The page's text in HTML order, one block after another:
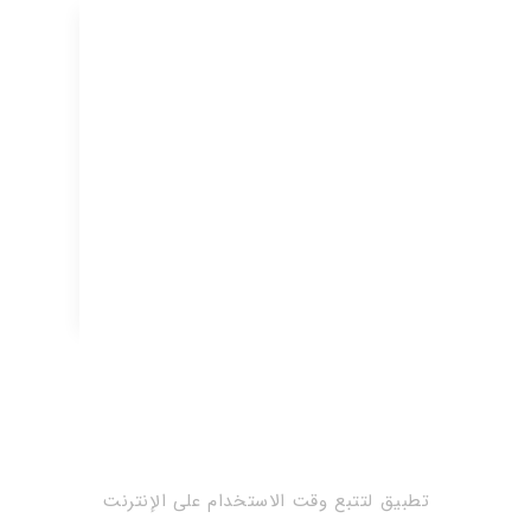
تطبيق لتتبع وقت الاستخدام على الإنترنت